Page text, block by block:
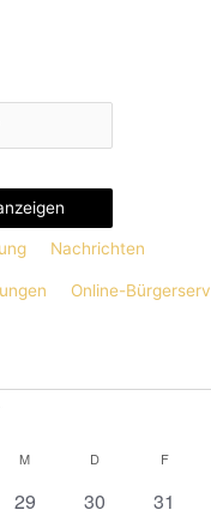
Nachrichten
Online-
M D F
0
29
0
30
0
31